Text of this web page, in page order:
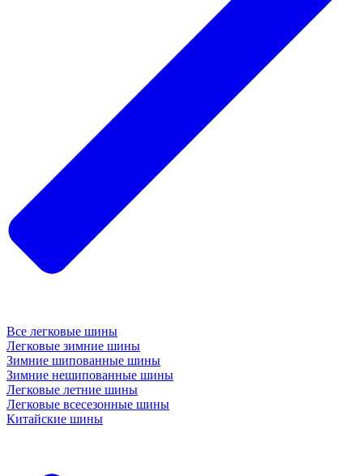
Все легковые шины
Легковые зимние шины
Зимние шипованные шины
Зимние нешипованные шины
Легковые летние шины
Легковые всесезонные шины
Китайские шины